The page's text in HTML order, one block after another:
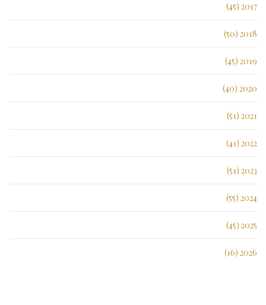
2017 (45)
2018 (50)
2019 (45)
2020 (40)
2021 (51)
2022 (41)
2023 (51)
2024 (55)
2025 (45)
2026 (16)